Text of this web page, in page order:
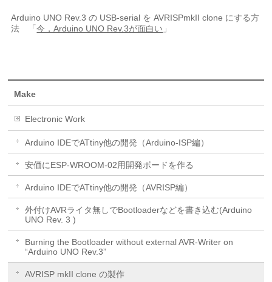
Arduino UNO Rev.3 の USB-serial を AVRISPmkII clone にする方
法 「今，Arduino UNO Rev.3が面白い 」
Make
Electronic Work
Arduino IDEでATtiny他の開発（Arduino-ISP編）
安価にESP-WROOM-02用開発ボードを作る
Arduino IDEでATtiny他の開発（AVRISP編）
外付けAVRライタ無しでBootloaderなどを書き込む(Arduino
UNO Rev. 3 )
Burning the Bootloader without external AVR-Writer on
“Arduino UNO Rev.3”
AVRISP mkII clone の製作